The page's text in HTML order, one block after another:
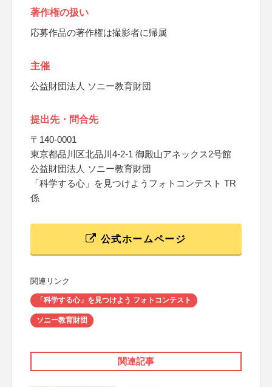
著作権の扱い
応募作品の著作権は撮影者に帰属
主催
公益財団法人 ソニー教育財団
提出先・問合先
〒140-0001
東京都品川区北品川4-2-1 御殿山アネックス2号館
公益財団法人 ソニー教育財団
「科学する心」を見つけようフォトコンテスト TR
係
公式ホームページ
関連リンク
「科学する心」を見つけよう フォトコンテスト
ソニー教育財団
関連記事